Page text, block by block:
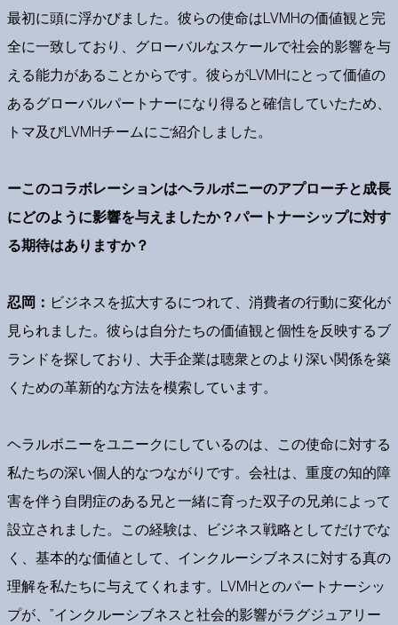
最初に頭に浮かびました。彼らの使命はLVMHの価値観と完
全に一致しており、グローバルなスケールで社会的影響を与
える能力があることからです。彼らがLVMHにとって価値の
あるグローバルパートナーになり得ると確信していたため、
トマ及びLVMHチームにご紹介しました。
ーこのコラボレーションはヘラルボニーのアプローチと成長
にどのように影響を与えましたか？パートナーシップに対す
る期待はありますか？
忍岡： ビジネスを拡大するにつれて、消費者の行動に変化が
見られました。彼らは自分たちの価値観と個性を反映するブ
ランドを探しており、大手企業は聴衆とのより深い関係を築
くための革新的な方法を模索しています。
ヘラルボニーをユニークにしているのは、この使命に対する
私たちの深い個人的なつながりです。会社は、重度の知的障
害を伴う自閉症のある兄と一緒に育った双子の兄弟によって
設立されました。この経験は、ビジネス戦略としてだけでな
く、基本的な価値として、インクルーシブネスに対する真の
理解を私たちに与えてくれます。LVMHとのパートナーシッ
プが、”インクルーシブネスと社会的影響がラグジュアリー